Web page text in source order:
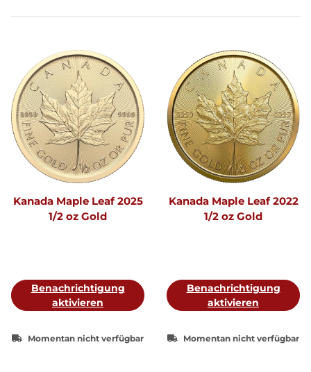
Kanada Maple Leaf 2025
1/2 oz Gold
Benachrichtigung
aktivieren
Momentan nicht verfügbar
Kanada Maple Leaf 2022
1/2 oz Gold
Benachrichtigung
aktivieren
Momentan nicht verfügbar